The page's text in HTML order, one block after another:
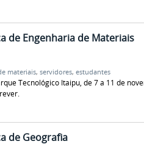
de Engenharia de Materiais
materiais, servidores, estudantes
Tecnológico Itaipu, de 7 a 11 de
de Geografia